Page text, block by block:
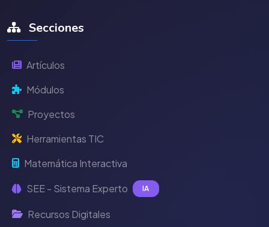
Secciones
Artículos
Módulos
Proyectos
Herramientas TIC
Matemática Interactiva
SEE - Sistema Experto IA
Recursos Digitales